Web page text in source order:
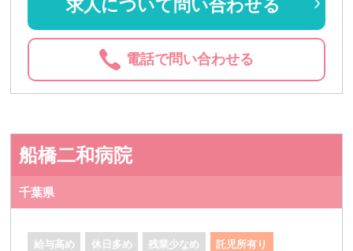
求人について問い合わせる
電話で問い合わせる
船橋二和病院
千葉県
給与高め 休日多め 残業少なめ 託児所有り